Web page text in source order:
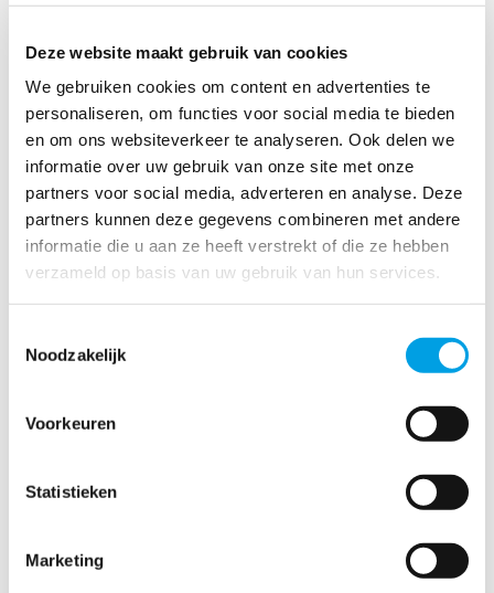
Deze website maakt gebruik van cookies
We gebruiken cookies om content en advertenties te
personaliseren, om functies voor social media te bieden
en om ons websiteverkeer te analyseren. Ook delen we
informatie over uw gebruik van onze site met onze
partners voor social media, adverteren en analyse. Deze
partners kunnen deze gegevens combineren met andere
informatie die u aan ze heeft verstrekt of die ze hebben
verzameld op basis van uw gebruik van hun services.
Noodzakelijk
Voorkeuren
Statistieken
Marketing
M13Y